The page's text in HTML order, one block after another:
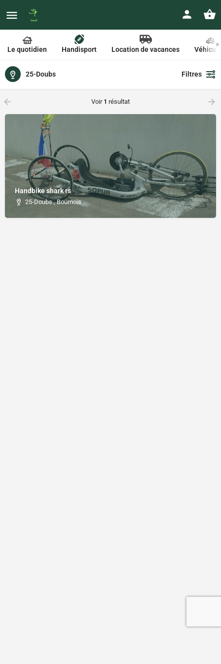
Le quotidien Handisport Location de vacances
25-Doubs Filtres
Voir 1 résultat
Handbike shark rs
25-Doubs , Bournois